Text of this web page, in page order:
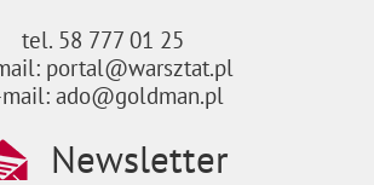
tel. 58 777 01 25
portal@warsztat.pl
ado@goldman.pl
Newsletter